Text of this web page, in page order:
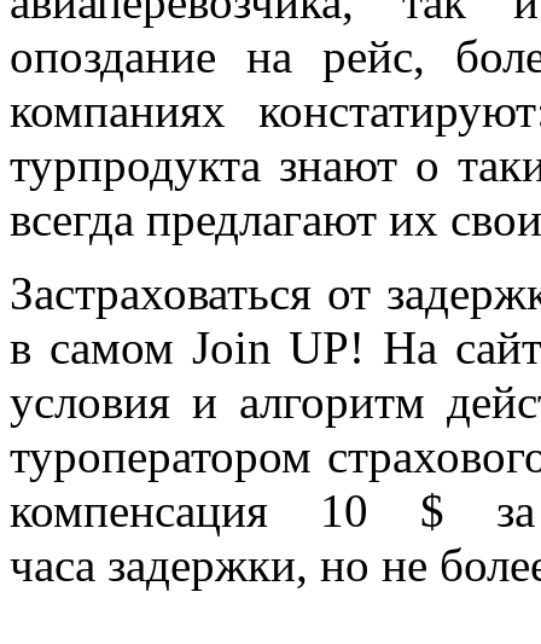
опоздание на рейс,
компаниях
турпродукта знают о
всегда предлагают их
Застраховаться от
в самом Join UP! На
условия и алгоритм
туроператором
компенсация 10 $
часа задержки, но не